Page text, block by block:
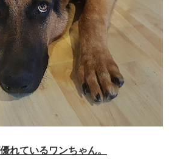
れているワンちゃん。